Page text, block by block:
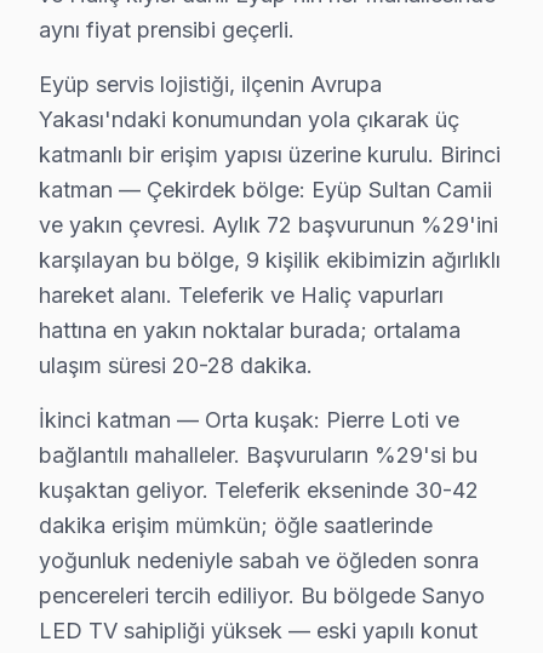
• Eyüp stoğumuzda hazır yedek parça ile tek seferde
• Eyüp genelinde hafta sonu ve tatil günlerinde servis
• Online randevu ve SMS bilgilendirme
• Eyüp çoklu randevu çakışmasında alternatif
Eyüp'da Sanyo acil TV servisi için şimdi arayın —
Sanyo TV Tamiri Garanti Belgesi – Eyüp
Sanyo TV Servis Garanti Belgesi – Yazılı ve İmzalı Güvence
Eyüp'da Sanyo televizyon ünitesi tamiri yaptıranlar
Eyüp'de her onarımda ne sağlıyoruz?
• 2 yıl yazılı işçilik garantisi
• Eyüp'de kullanılan orijinal parçalar için 2 yıl parça
• Aynı sorunun tekrarı → Eyüp'de ücretsiz yeniden
• Resmi fatura + garanti belgesi (kağıt/dijital)
Eyüp'de garanti süreci nasıl işler?
Onarım bittikten sonra Eyüp servisimizde imzalı
Eyüp'da Sanyo servisi sonrası güvende olun.
aynı fiyat prensibi geçerli.
Eyüp servis lojistiği, ilçenin Avrupa
Yakası'ndaki konumundan yola çıkarak üç
katmanlı bir erişim yapısı üzerine kurulu. Birinci
katman — Çekirdek bölge: Eyüp Sultan Camii
ve yakın çevresi. Aylık 72 başvurunun %29'ini
karşılayan bu bölge, 9 kişilik ekibimizin ağırlıklı
hareket alanı. Teleferik ve Haliç vapurları
hattına en yakın noktalar burada; ortalama
ulaşım süresi 20-28 dakika.
İkinci katman — Orta kuşak: Pierre Loti ve
bağlantılı mahalleler. Başvuruların %29'si bu
kuşaktan geliyor. Teleferik ekseninde 30-42
dakika erişim mümkün; öğle saatlerinde
yoğunluk nedeniyle sabah ve öğleden sonra
pencereleri tercih ediliyor. Bu bölgede Sanyo
LED TV sahipliği yüksek — eski yapılı konut